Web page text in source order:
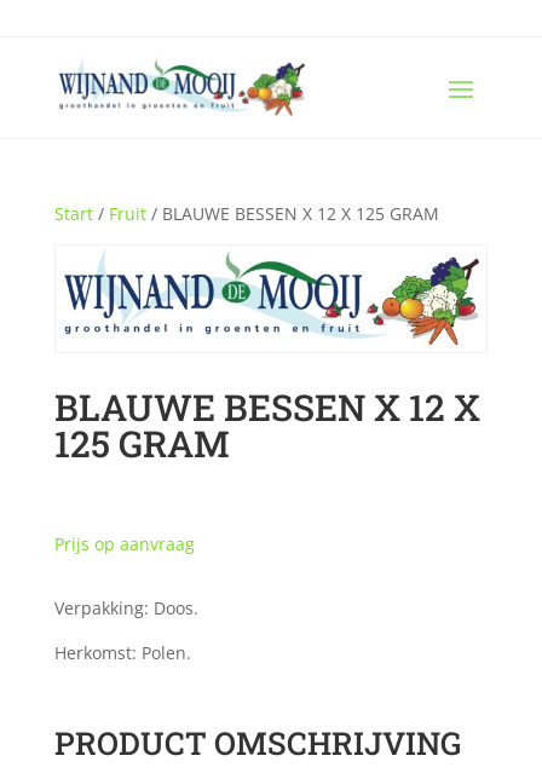
Start/ Fruit/ BLAUWE BESSEN X 12 X 125 GRAM
BLAUWE BESSEN X 12 X
125 GRAM
Prijs op aanvraag
Verpakking: Doos.
Herkomst: Polen.
PRODUCT OMSCHRIJVING